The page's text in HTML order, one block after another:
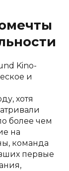
Kino-
и
хотя
более чем
на
команда
первые